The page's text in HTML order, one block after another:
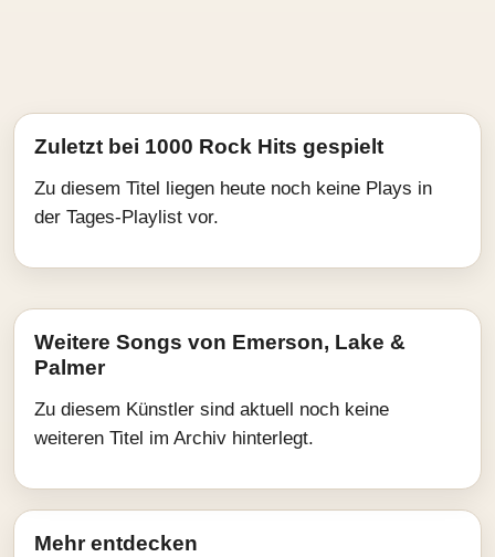
Zuletzt bei 1000 Rock Hits gespielt
Zu diesem Titel liegen heute noch keine Plays in
der Tages-Playlist vor.
Weitere Songs von Emerson, Lake &
Palmer
Zu diesem Künstler sind aktuell noch keine
weiteren Titel im Archiv hinterlegt.
Mehr entdecken